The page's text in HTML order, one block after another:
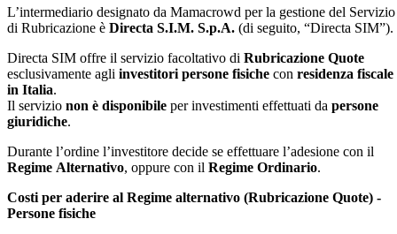
L’intermediario designato da Mamacrowd per la gestione del Servizio
di Rubricazione è Directa S.I.M. S.p.A. (di seguito, “Directa SIM”).
Directa SIM offre il servizio facoltativo di Rubricazione Quote
esclusivamente agli investitori persone fisiche con residenza fiscale
in Italia.
Il servizio non è disponibile per investimenti effettuati da persone
giuridiche.
Durante l’ordine l’investitore decide se effettuare l’adesione con il
Regime Alternativo, oppure con il Regime Ordinario.
Costi per aderire al Regime alternativo (Rubricazione Quote) -
Persone fisiche